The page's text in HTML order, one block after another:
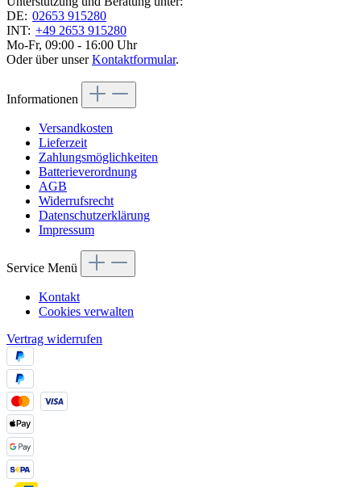
DE: 02653 915280
INT: +49 2653 915280
Mo-Fr, 09:00 - 16:00 Uhr
Oder über unserKontaktformular.
Informationen
Versandkosten
Lieferzeit
Zahlungsmöglichkeiten
Batterieverordnung
AGB
Widerrufsrecht
Datenschutzerklärung
Impressum
Service Menü
Kontakt
Cookies verwalten
Vertrag widerrufen